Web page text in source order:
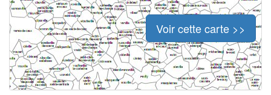
Voir cette carte >>